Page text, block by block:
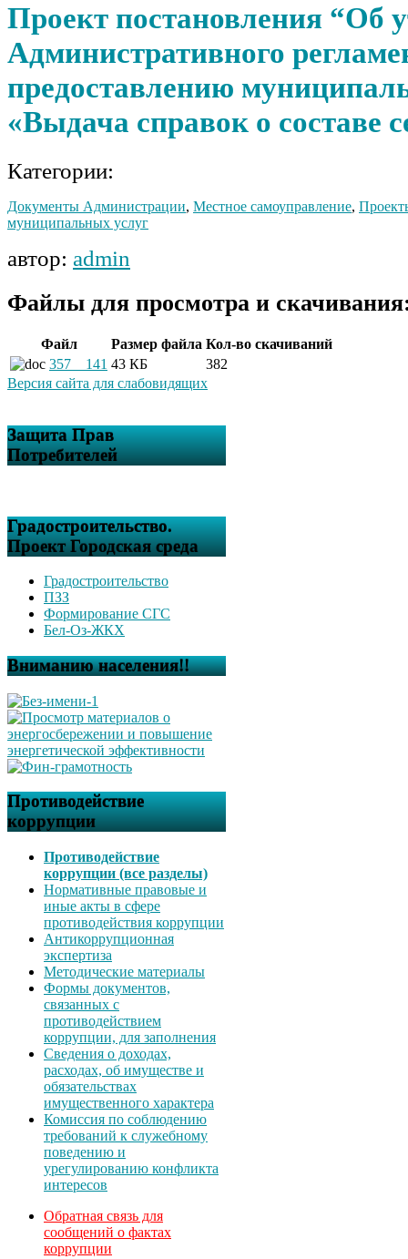
Проект постановления “Об
Административного
предоставлению
«Выдача справок о составе
Категории:
Документы Администрации, Местное самоуправление,
муниципальных услуг
автор: admin
Файлы для просмотра и
Файл Размер файла Кол-во скачиваний
357__141 43 КБ
382
Версия сайта для слабовидящих
Защита Прав
Потребителей
Градостроительство.
Проект Городская среда
Градостроительство
ПЗЗ
Формирование СГС
Бел-Оз-ЖКХ
Вниманию населения!!
Противодействие
коррупции
Противодействие
коррупции (все разделы)
Нормативные правовые и
иные акты в сфере
противодействия коррупции
Антикоррупционная
экспертиза
Методические материалы
Формы документов,
связанных с
противодействием
коррупции, для заполнения
Сведения о доходах,
расходах, об имуществе и
обязательствах
имущественного характера
Комиссия по соблюдению
требований к служебному
поведению и
урегулированию конфликта
интересов
Обратная связь для
сообщений о фактах
коррупции